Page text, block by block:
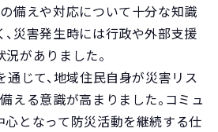
備えや対応について十分な知識
災害発生時には行政や外部支援
がありました。
通じて、地域住民自身が災害リス
える意識が高まりました。コミュ
となって防災活動を継続する仕